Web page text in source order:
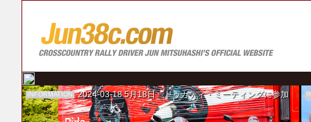
INFORMATION 2024-03-18 5月18日 ドゥカティ・ミーティングに参加